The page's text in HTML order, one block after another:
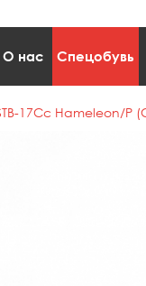
О нас Спецобувь
17Cc Hameleon/